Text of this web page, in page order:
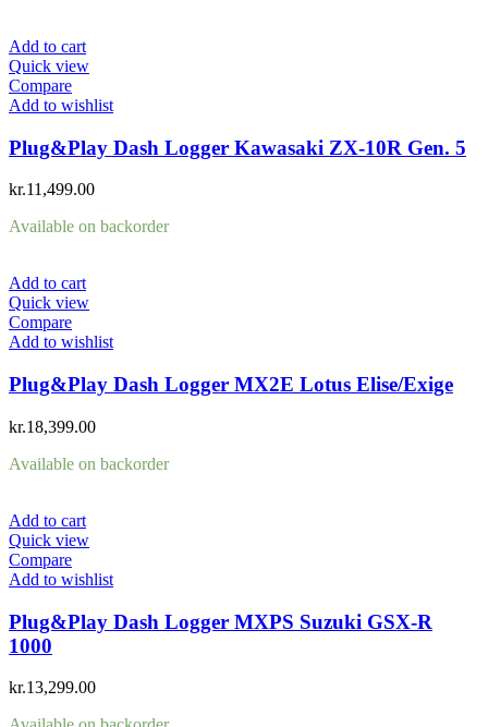
Add to cart
Quick view
Compare
Add to wishlist
Plug&Play Dash Logger Kawasaki ZX-10R Gen. 5
kr.11,499.00
Available on backorder
Add to cart
Quick view
Compare
Add to wishlist
Plug&Play Dash Logger MX2E Lotus Elise/Exige
kr.18,399.00
Available on backorder
Add to cart
Quick view
Compare
Add to wishlist
Plug&Play Dash Logger MXPS Suzuki GSX-R
1000
kr.13,299.00